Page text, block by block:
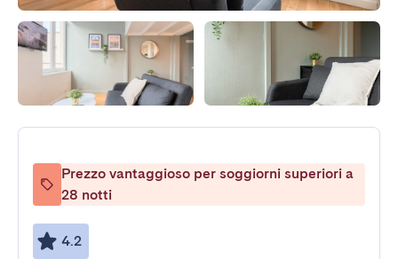
Prezzo vantaggioso per soggiorni superiori a
28 notti
4.2